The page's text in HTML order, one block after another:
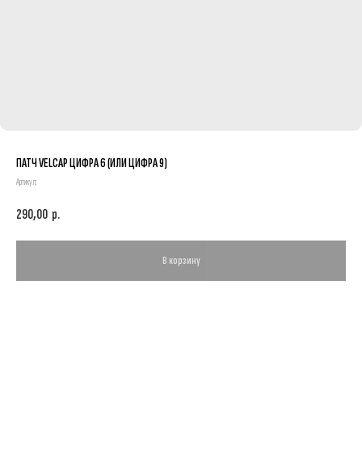
ПАТЧ VELCAP ЦИФРА 6 (ИЛИ ЦИФРА 9)
Артикул:
290,00 р.
В корзину